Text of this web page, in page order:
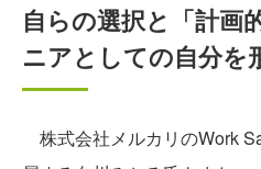
自らの選択と「計画
ニアとしての自分を
株式会社メルカリのWork